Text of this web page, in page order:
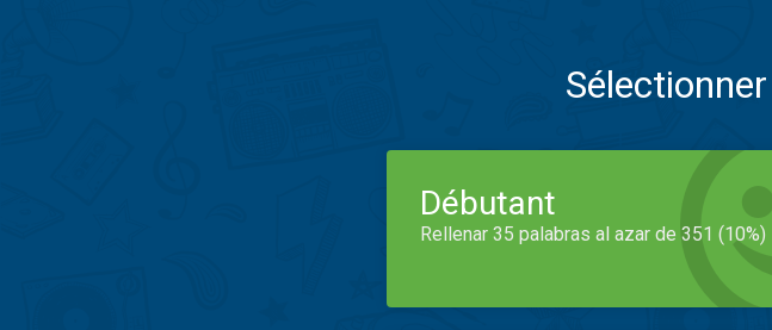
Débutant
Rellenar 35 palabras al azar de 351 (10%)